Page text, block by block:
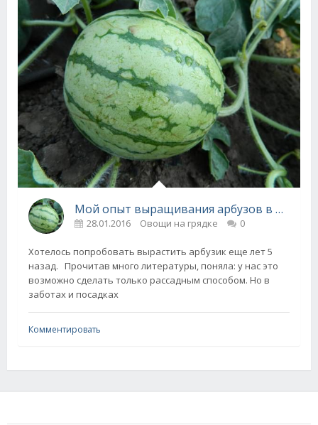
Мой опыт выращивания арбузов в Подмосковье
28.01.2016 Овощи на грядке 0
Хотелось попробовать вырастить арбузик еще лет 5
назад. Прочитав много литературы, поняла: у нас это
возможно сделать только рассадным способом. Но в
заботах и посадках
Комментировать